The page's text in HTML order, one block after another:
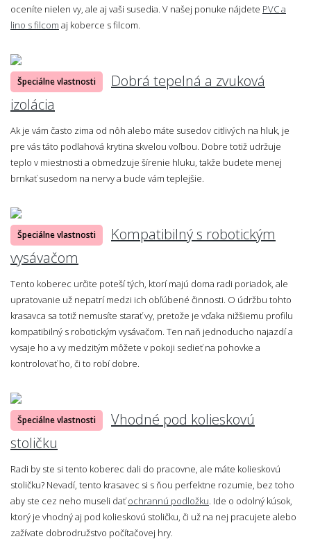
oceníte nielen vy, ale aj vaši susedia. V našej ponuke nájdete PVC a
lino s filcom aj koberce s filcom.
Špeciálne vlastnosti
Dobrá tepelná a zvuková
izolácia
Ak je vám často zima od nôh alebo máte susedov citlivých na hluk, je
pre vás táto podlahová krytina skvelou voľbou. Dobre totiž udržuje
teplo v miestnosti a obmedzuje šírenie hluku, takže budete menej
brnkať susedom na nervy a bude vám teplejšie.
Špeciálne vlastnosti
Kompatibilný s robotickým
vysávačom
Tento koberec určite poteší tých, ktorí majú doma radi poriadok, ale
upratovanie už nepatrí medzi ich obľúbené činnosti. O údržbu tohto
krasavca sa totiž nemusíte starať vy, pretože je vďaka nižšiemu profilu
kompatibilný s robotickým vysávačom. Ten naň jednoducho najazdí a
vysaje ho a vy medzitým môžete v pokoji sedieť na pohovke a
kontrolovať ho, či to robí dobre.
Špeciálne vlastnosti
Vhodné pod kolieskovú
stoličku
Radi by ste si tento koberec dali do pracovne, ale máte kolieskovú
stoličku? Nevadí, tento krasavec si s ňou perfektne rozumie, bez toho
aby ste cez neho museli daťochrannú podložku . Ide o odolný kúsok,
ktorý je vhodný aj pod kolieskovú stoličku, či už na nej pracujete alebo
zažívate dobrodružstvo počítačovej hry.